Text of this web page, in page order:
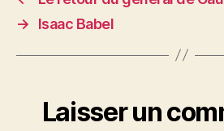
→
Isaac Babel
Laisser un